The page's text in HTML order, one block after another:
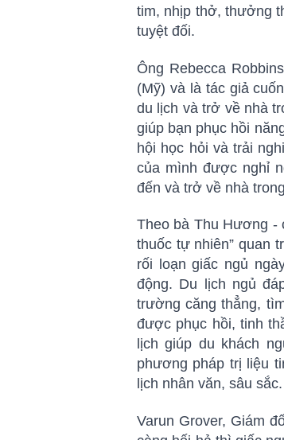
tim, nhịp thở, thưởng
tuyệt đối.
Ông Rebecca
(Mỹ) và là tác giả
du lịch và trở về nhà
giúp bạn phục hồi
hội học hỏi và trải
của mình được nghỉ
đến và trở về nhà
Theo bà Thu Hương -
thuốc tự nhiên” quan
rối loạn giấc ngủ
động. Du lịch ngủ
trường căng thẳng,
được phục hồi, tinh
lịch giúp du khách
phương pháp trị liệu
lịch nhân văn, sâu sắc.
Varun Grover, Giám